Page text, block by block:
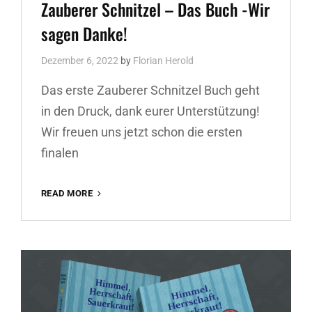
Zauberer Schnitzel – Das Buch -Wir
sagen Danke!
Dezember 6, 2022 by Florian Herold
Das erste Zauberer Schnitzel Buch geht
in den Druck, dank eurer Unterstützung!
Wir freuen uns jetzt schon die ersten
finalen
READ MORE
–
BUCH
-
WIR
SAGEN
DANKE!